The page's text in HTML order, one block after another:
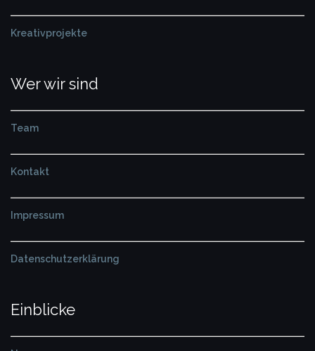
Kreativprojekte
Wer wir sind
Team
Kontakt
Impressum
Datenschutzerklärung
Einblicke